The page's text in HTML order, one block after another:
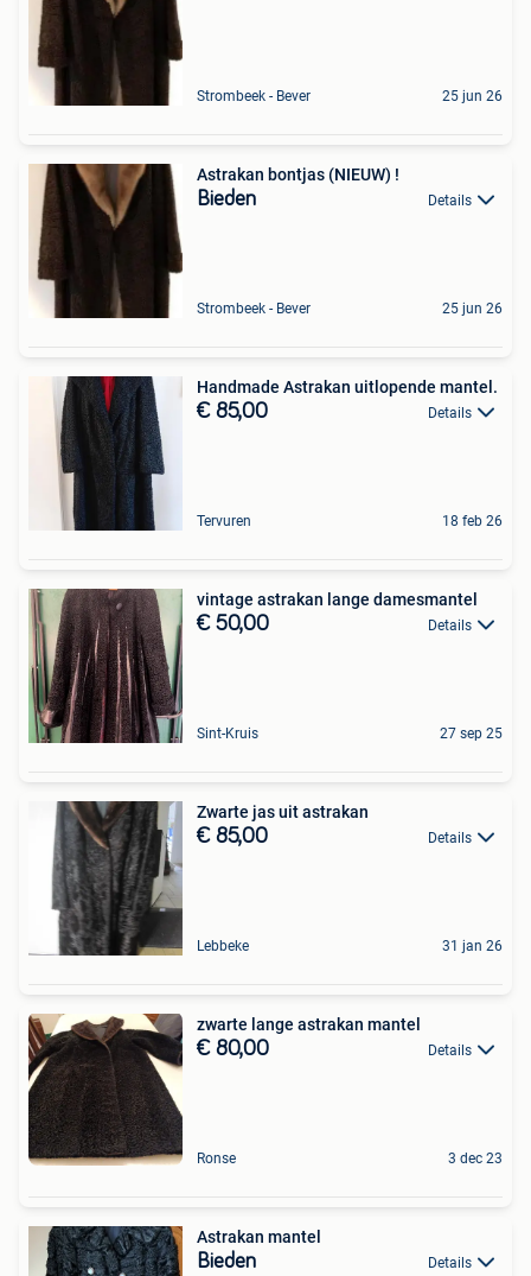
Strombeek - Bever 25 jun 26
Astrakan bontjas (NIEUW) !
Bieden Details
Strombeek - Bever 25 jun 26
Handmade Astrakan uitlopende mantel.
€ 85,00 Details
Tervuren 18 feb 26
vintage astrakan lange damesmantel
€ 50,00 Details
Sint-Kruis 27 sep 25
Zwarte jas uit astrakan
€ 85,00 Details
Lebbeke 31 jan 26
zwarte lange astrakan mantel
€ 80,00 Details
Ronse 3 dec 23
Astrakan mantel
Bieden Details